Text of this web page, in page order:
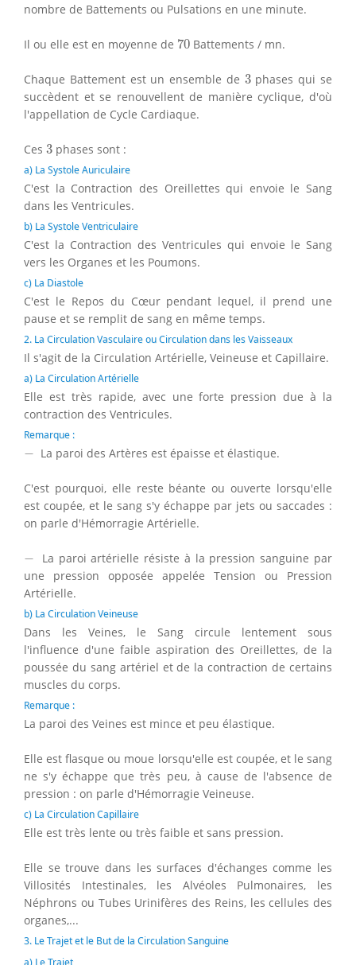
nombre de Battements ou Pulsations en une minute.
Il ou elle est en moyenne de 70
70 Battements / mn.
Chaque Battement est un ensemble de 3
3phases qui se
succèdent et se renouvellent de manière cyclique, d'où
l'appellation de Cycle Cardiaque.
Ces 3
3 phases sont :
a) La Systole Auriculaire
C'est la Contraction des Oreillettes qui envoie le Sang
dans les Ventricules.
b) La Systole Ventriculaire
C'est la Contraction des Ventricules qui envoie le Sang
vers les Organes et les Poumons.
c) La Diastole
C'est le Repos du Cœur pendant lequel, il prend une
pause et se remplit de sang en même temps.
2. La Circulation Vasculaire ou Circulation dans les Vaisseaux
Il s'agit de la Circulation Artérielle, Veineuse et Capillaire.
a) La Circulation Artérielle
Elle est très rapide, avec une forte pression due à la
contraction des Ventricules.
Remarque :
− La paroi des Artères est épaisse et élastique.
C'est pourquoi, elle reste béante ou ouverte lorsqu'elle
est coupée, et le sang s'y échappe par jets ou saccades :
on parle d'Hémorragie Artérielle.
−
La paroi artérielle résiste à la pression sanguine par
une pression opposée appelée Tension ou Pression
Artérielle.
b) La Circulation Veineuse
Dans les Veines, le Sang circule lentement sous
l'influence d'une faible aspiration des Oreillettes, de la
poussée du sang artériel et de la contraction de certains
muscles du corps.
Remarque :
La paroi des Veines est mince et peu élastique.
Elle est flasque ou moue lorsqu'elle est coupée, et le sang
ne s'y échappe que très peu, à cause de l'absence de
pression : on parle d'Hémorragie Veineuse.
c) La Circulation Capillaire
Elle est très lente ou très faible et sans pression.
Elle se trouve dans les surfaces d'échanges comme les
Villosités Intestinales, les Alvéoles Pulmonaires, les
Néphrons ou Tubes Urinifères des Reins, les cellules des
organes,...
3. Le Trajet et le But de la Circulation Sanguine
a) Le Trajet